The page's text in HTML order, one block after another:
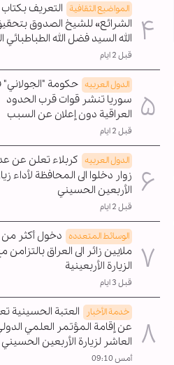
المواضیع الثقافية التعريف
الشرائع» للشيخ الصدوق
الله السيد فضل الله الطباطبائي
قبل 2 ايام
الدول العربیه حكومة
سوريا تنشر قوات قرب الحدود
العراقية دون إعلان عن السبب
قبل 2 ايام
الدول العربیه كربلاء تعلن عن
زوار دخلوا الى المحافظة لأداء
الأربعين الحسيني
قبل 2 ايام
الوسائط المتعدده
ملايين زائر الى العراق بالتزامن
الزيارة الأربعينية
قبل 3 ايام
خدمة الأخبار
العتبة الحسينية
عن إقامة المؤتمر العلمي
العاشر لزيارة الأربعين الحسيني
أمس 09:10